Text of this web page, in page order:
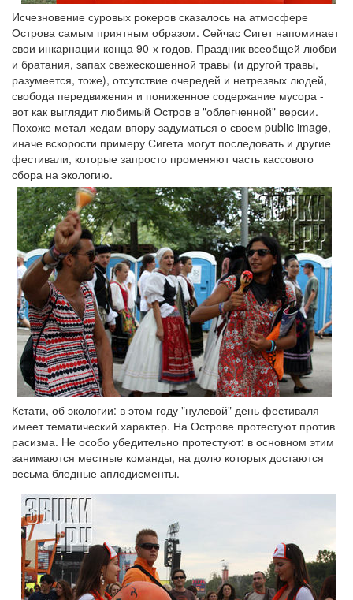
Исчезновение суровых рокеров сказалось на атмосфере
Острова самым приятным образом. Сейчас Сигет напоминает
свои инкарнации конца 90-х годов. Праздник всеобщей любви
и братания, запах свежескошенной травы (и другой травы,
разумеется, тоже), отсутствие очередей и нетрезвых людей,
свобода передвижения и пониженное содержание мусора -
вот как выглядит любимый Остров в "облегченной" версии.
Похоже метал-хедам впору задуматься о своем public image,
иначе вскорости примеру Сигета могут последовать и другие
фестивали, которые запросто променяют часть кассового
сбора на экологию.
Кстати, об экологии: в этом году "нулевой" день фестиваля
имеет тематический характер. На Острове протестуют против
расизма. Не особо убедительно протестуют: в основном этим
занимаются местные команды, на долю которых достаются
весьма бледные аплодисменты.